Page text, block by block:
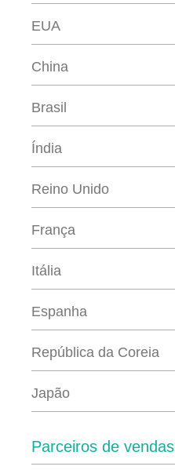
EUA
China
Brasil
Índia
Reino Unido
França
Itália
Espanha
República da Coreia
Japão
Parceiros de vendas